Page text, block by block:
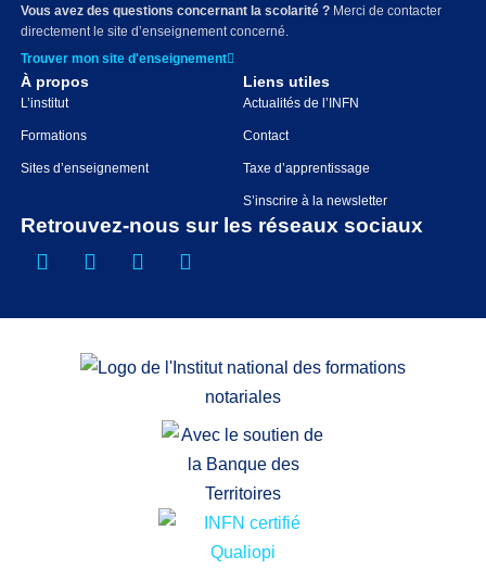
Vous avez des questions concernant la scolarité ? Merci de contacter
directement le site d’enseignement concerné.
Trouver mon site d'enseignement
À propos
L’institut
Formations
Sites d’enseignement
Liens utiles
Actualités de l’INFN
Contact
Taxe d’apprentissage
S’inscrire à la newsletter
Retrouvez-nous sur les réseaux sociaux